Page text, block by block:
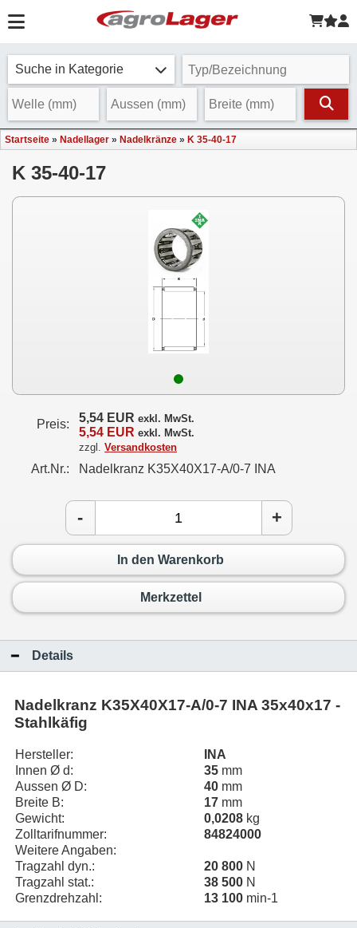
Suche in Kategorie
Startseite » Nadellager » Nadelkränze » K 35-40-17
K 35-40-17
Preis: 5,54 EUR exkl. MwSt.
5,54 EUR exkl. MwSt.
zzgl. Versandkosten
Art.Nr.: Nadelkranz K35X40X17-A/0-7 INA
- +
In den Warenkorb
Merkzettel
Details
Nadelkranz K35X40X17-A/0-7 INA 35x40x17 -
Stahlkäfig
Hersteller:
INA
Innen Ø d:
35 mm
Aussen Ø D:
40 mm
Breite B:
17 mm
Gewicht:
0,0208 kg
Zolltarifnummer:
84824000
Weitere Angaben:
Tragzahl dyn.:
20 800 N
Tragzahl stat.:
38 500 N
Grenzdrehzahl:
13 100 min-1